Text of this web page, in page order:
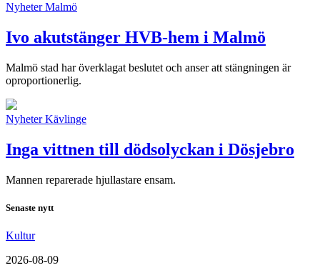
Nyheter Malmö
Ivo akutstänger HVB-hem i Malmö
Malmö stad har överklagat beslutet och anser att stängningen är
oproportionerlig.
Nyheter Kävlinge
Inga vittnen till dödsolyckan i Dösjebro
Mannen reparerade hjullastare ensam.
Senaste nytt
Kultur
2026-08-09